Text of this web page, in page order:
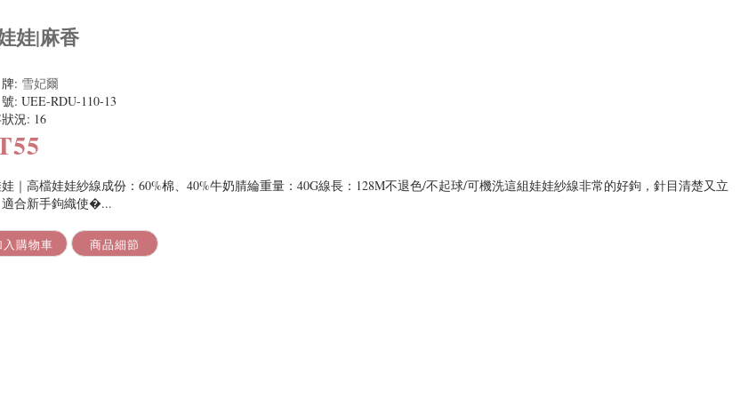
娃|麻香
: 雪妃爾
: UEE-RDU-110-13
況: 16
｜高檔娃娃紗線成份：60%棉、40%牛奶腈綸重量：40G線長：128M不退色/不起球/可機洗這組娃娃紗線非常的好鉤，針目清楚又立
合新手鉤織使�...
入購物車 商品細節